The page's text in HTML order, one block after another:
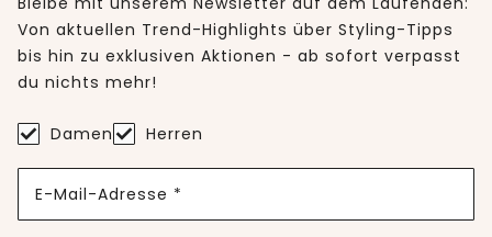
Von aktuellen Trend-Highlights über Styling-Tipps
bis hin zu exklusiven Aktionen - ab sofort verpasst
du nichts mehr!
Damen Herren
E-Mail-Adresse *